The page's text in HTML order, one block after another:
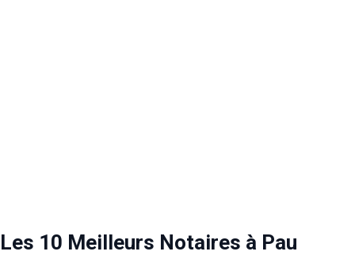
Les 10 Meilleurs Notaires à Pau